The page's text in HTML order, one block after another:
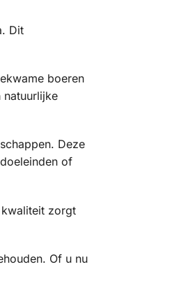
Dit
boeren
Deze
of
zorgt
Of u nu